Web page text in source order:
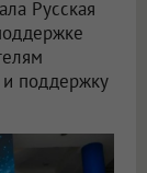
Русская
и поддержку